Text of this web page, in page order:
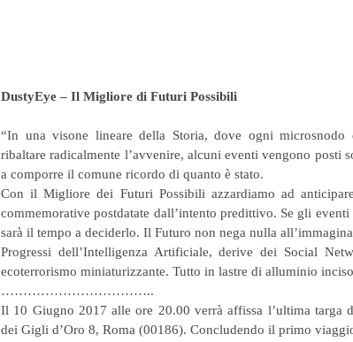
DustyEye – Il Migliore di Futuri Possibili
“In una visone lineare della Storia, dove ogni
ribaltare radicalmente l’avvenire, alcuni eventi vengono posti
a comporre il comune ricordo di quanto è stato.
Con il Migliore dei Futuri Possibili azzardiamo ad
commemorative postdatate dall’intento predittivo. Se gli
sarà il tempo a deciderlo. Il Futuro non nega nulla
Progressi dell’Intelligenza Artificiale, derive dei Social
ecoterrorismo miniaturizzante. Tutto in lastre di alluminio
……………………………..
Il 10 Giugno 2017 alle ore 20.00 verrà affissa l’ultima targa
dei Gigli d’Oro 8, Roma (00186). Concludendo il primo